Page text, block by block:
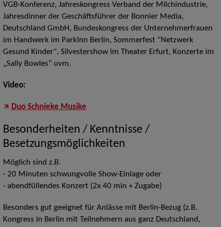
VGB-Konferenz, Jahreskongress Verband der Milchindustrie,
Jahresdinner der Geschäftsführer der Bonnier Media,
Deutschland GmbH, Bundeskongress der Unternehmerfrauen
im Handwerk im ParkInn Berlin, Sommerfest "Netzwerk
Gesund Kinder", Silvestershow im Theater Erfurt, Konzerte im
„Sally Bowles“ uvm.
Video:
Duo Schnieke Musike
Besonderheiten / Kenntnisse /
Besetzungsmöglichkeiten
Möglich sind z.B.
- 20 Minuten schwungvolle Show-Einlage oder
- abendfüllendes Konzert (2x 40 min + Zugabe)
Besonders gut geeignet für Anlässe mit Berlin-Bezug (z.B.
Kongress in Berlin mit Teilnehmern aus ganz Deutschland,